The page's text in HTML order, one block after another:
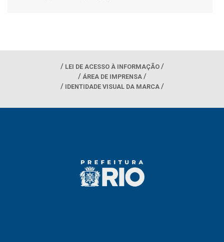
LEI DE ACESSO À INFORMAÇÃO
ÁREA DE IMPRENSA
IDENTIDADE VISUAL DA MARCA